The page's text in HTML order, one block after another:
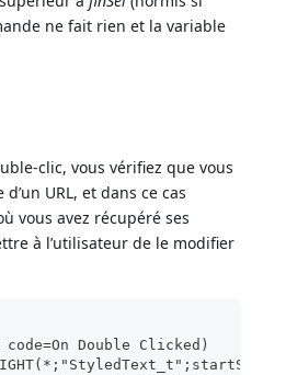
ne fait rien et la variable
clic, vous vérifiez que vous
URL, et dans ce cas
vous avez récupéré ses
à l’utilisateur de le modifier
Double Clicked)